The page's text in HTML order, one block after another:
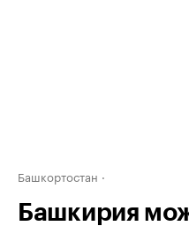
Башкортостан
Башкирия